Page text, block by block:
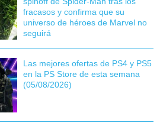
fracasos y confirma que su
universo de héroes de Marvel no
seguirá
Las mejores ofertas de PS4 y PS5
en la PS Store de esta semana
(05/08/2026)